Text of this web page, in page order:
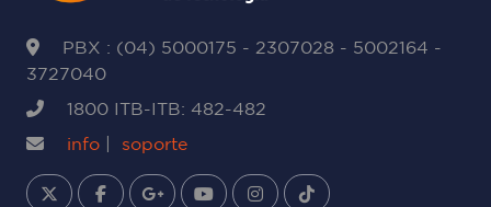
PBX : (04) 5000175 - 2307028 - 5002164 -
3727040
1800 ITB-ITB: 482-482
info
soporte